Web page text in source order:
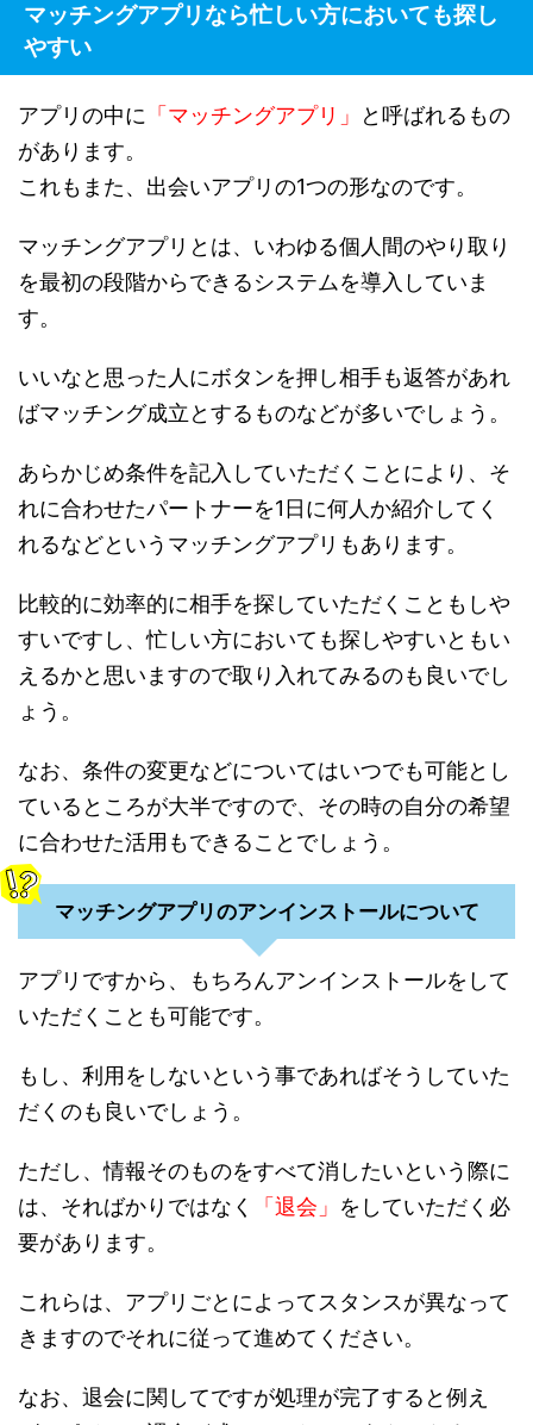
マッチングアプリなら忙しい方においても探し
やすい
アプリの中に 「マッチングアプリ」
と呼ばれるもの
があります。
これもまた、出会いアプリの1つの形なのです。
マッチングアプリとは、いわゆる個人間のやり取り
を最初の段階からできるシステムを導入していま
す。
いいなと思った人にボタンを押し相手も返答があれ
ばマッチング成立とするものなどが多いでしょう。
あらかじめ条件を記入していただくことにより、そ
れに合わせたパートナーを1日に何人か紹介してく
れるなどというマッチングアプリもあります。
比較的に効率的に相手を探していただくこともしや
すいですし、忙しい方においても探しやすいともい
えるかと思いますので取り入れてみるのも良いでし
ょう。
なお、条件の変更などについてはいつでも可能とし
ているところが大半ですので、その時の自分の希望
に合わせた活用もできることでしょう。
マッチングアプリのアンインストールについて
アプリですから、もちろんアンインストールをして
いただくことも可能です。
もし、利用をしないという事であればそうしていた
だくのも良いでしょう。
ただし、情報そのものをすべて消したいという際に
は、そればかりではなく
「退会」 をしていただく必
要があります。
これらは、アプリごとによってスタンスが異なって
きますのでそれに従って進めてください。
なお、退会に関してですが処理が完了すると例え